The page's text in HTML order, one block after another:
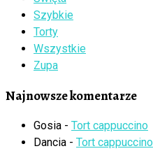
Szybkie
Torty
Wszystkie
Zupa
Najnowsze komentarze
Gosia - Tort cappuccino
Dancia - Tort cappuccino